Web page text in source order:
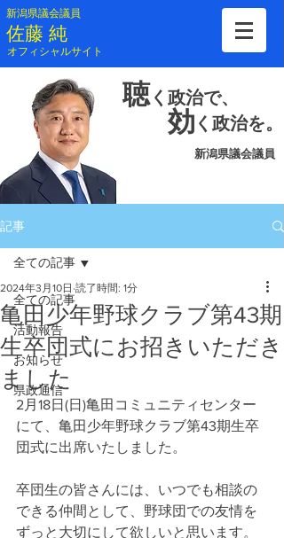
新潟県議会議員
​佐藤 純
​オフィシャルサイト
聴 く 政治で、
効 く 政治を。
新潟県議会議員
記事
全ての記事
活動報告
お知らせ
県政通信
全ての記事
亀田少年野球クラブ第43期
生卒団式にお招きいただき
ました
2024年3月10日 読了時間: 1分
2月18日(日)亀田コミュニティセンター
にて、亀田少年野球クラブ第43期生卒
団式に出席いたしました。
卒団生の皆さんには、いつでも相談の
できる仲間として、野球団での友情を
ずっと大切にして欲しいと思います。